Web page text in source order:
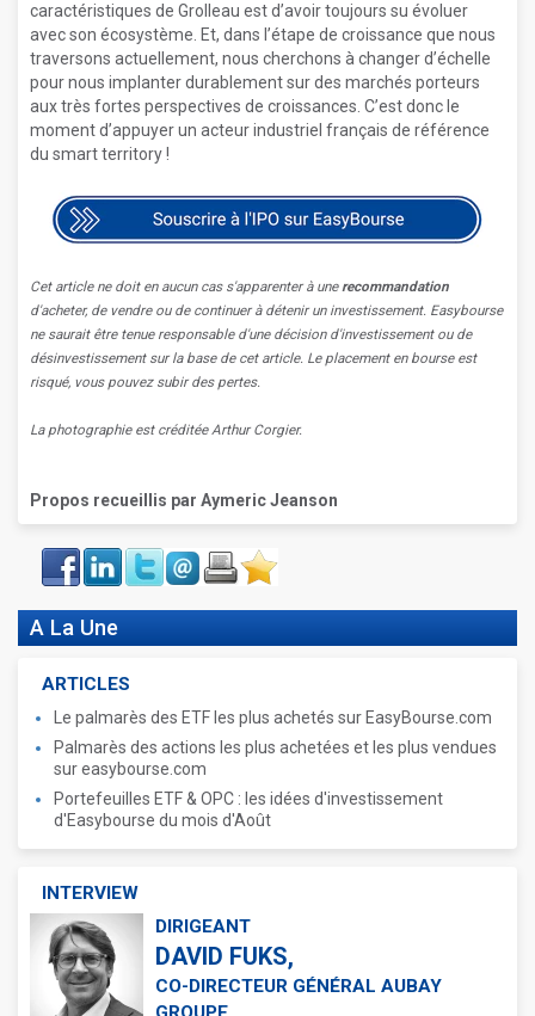
caractéristiques de Grolleau est d’avoir toujours su évoluer
avec son écosystème. Et, dans l’étape de croissance que nous
traversons actuellement, nous cherchons à changer d’échelle
pour nous implanter durablement sur des marchés porteurs
aux très fortes perspectives de croissances. C’est donc le
moment d’appuyer un acteur industriel français de référence
du smart territory !
Cet article ne doit en aucun cas s'apparenter à unerecommandation
d'acheter, de vendre ou de continuer à détenir un investissement. Easybourse
ne saurait être tenue responsable d'une décision d'investissement ou de
désinvestissement sur la base de cet article. Le placement en bourse est
risqué, vous pouvez subir des pertes.
La photographie est créditée Arthur Corgier.
Propos recueillis par Aymeric Jeanson
Face
book
LinkIn Twitter Envoyer ImprimerFavoris
A La Une
ARTICLES
Le palmarès des ETF les plus achetés sur EasyBourse.com
Palmarès des actions les plus achetées et les plus vendues
sur easybourse.com
Portefeuilles ETF & OPC : les idées d'investissement
d'Easybourse du mois d'Août
INTERVIEW
DIRIGEANT
DAVID FUKS,
CO-DIRECTEUR GÉNÉRAL AUBAY